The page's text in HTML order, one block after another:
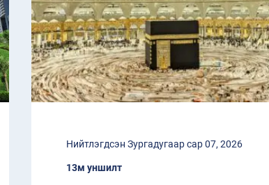
Нийтлэгдсэн Зургадугаар сар 07, 2026
13м уншилт